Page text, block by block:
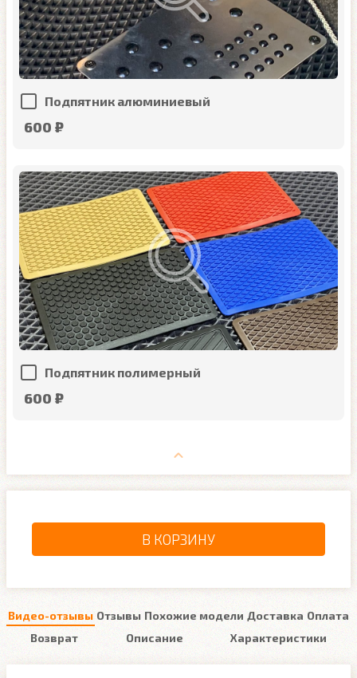
Подпятник алюминиевый
600 ₽
Подпятник полимерный
600 ₽
В КОРЗИНУ
Видео-отзывы Отзывы Похожие модели Доставка Оплата
Возврат
Описание Характеристики